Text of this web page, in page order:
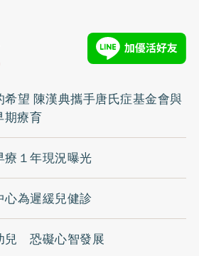
望 陳漢典攜手唐氏症基金會與
期療育
１年現況曝光
為遲緩兒健診
兒 恐礙心智發展